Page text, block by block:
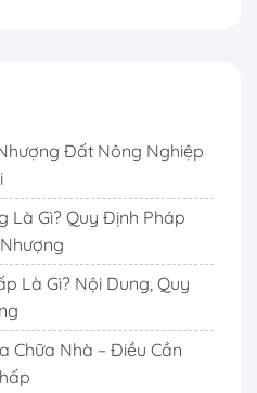
Đất Nông Nghiệp
Là Gì? Quy Định Pháp
Là Gì? Nội Dung, Quy
Chữa Nhà – Điều Cần